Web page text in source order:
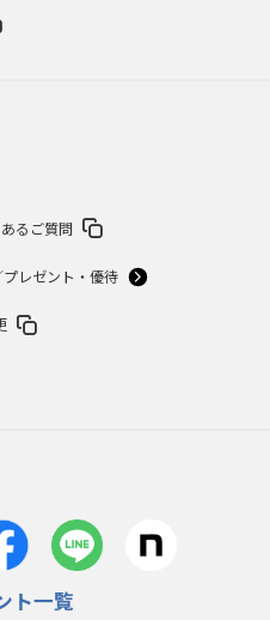
るご質問
レゼント・優待
ト一覧